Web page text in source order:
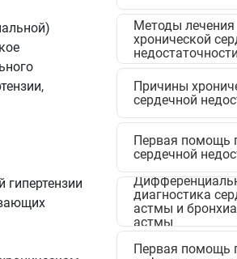
Методы лечения
хронической
недостаточности
Причины
сердечной
Первая помощь
сердечной
диагностика
астмы и
астмы
Первая помощь